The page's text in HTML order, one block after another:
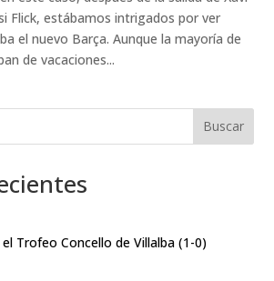
Flick, estábamos intrigados por ver
el nuevo Barça. Aunque la mayoría de
de vacaciones...
Buscar
Trofeo Concello de Villalba (1-0)